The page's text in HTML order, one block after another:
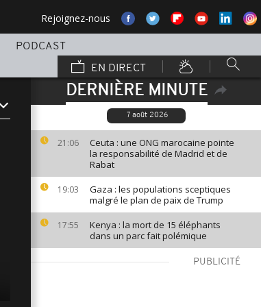
Rejoignez-nous
PODCAST
EN DIRECT
DERNIÈRE MINUTE
7 août 2026
21:06
Ceuta : une ONG marocaine pointe
la responsabilité de Madrid et de
Rabat
19:03
Gaza : les populations sceptiques
malgré le plan de paix de Trump
17:55
Kenya : la mort de 15 éléphants
dans un parc fait polémique
PUBLICITÉ